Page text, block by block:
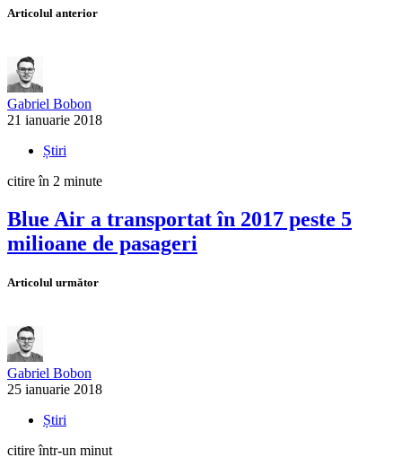
Articolul anterior
Gabriel Bobon
21 ianuarie 2018
Știri
citire în 2 minute
Blue Air a transportat în 2017 peste 5
milioane de pasageri
Articolul următor
Gabriel Bobon
25 ianuarie 2018
Știri
citire într-un minut